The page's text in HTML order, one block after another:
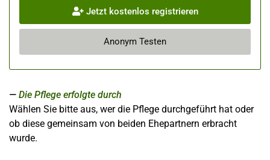
Jetzt kostenlos registrieren
Anonym Testen
Die Pflege erfolgte durch
Wählen Sie bitte aus, wer die Pflege durchgeführt hat oder
ob diese gemeinsam von beiden Ehepartnern erbracht
wurde.